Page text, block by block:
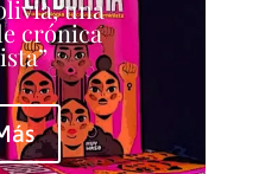
una
crónica